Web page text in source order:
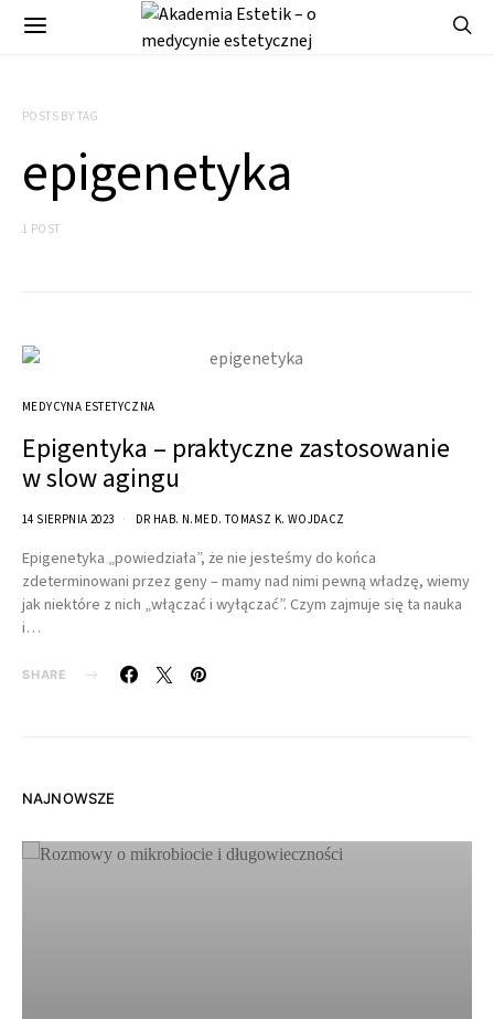
POSTS BY TAG
epigenetyka
1 POST
MEDYCYNA ESTETYCZNA
Epigentyka – praktyczne zastosowanie
w slow agingu
14 SIERPNIA 2023 DR HAB. N.MED. TOMASZ K. WOJDACZ
Epigenetyka „powiedziała”, że nie jesteśmy do końca
zdeterminowani przez geny – mamy nad nimi pewną władzę, wiemy
jak niektóre z nich „włączać i wyłączać”. Czym zajmuje się ta nauka
i…
SHARE
NAJNOWSZE